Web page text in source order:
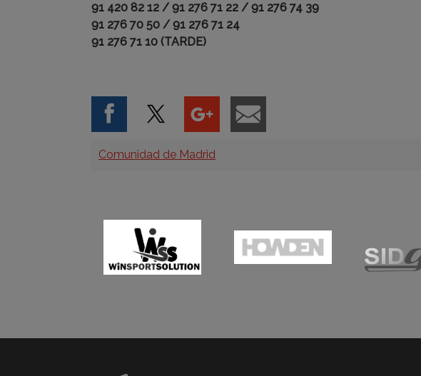
91 420 82 12 / 91 276 71 22 / 91 276 74 39
91 276 70 50 / 91 276 71 24
91 276 71 10 (TARDE)
Categorías
Comunidad de Madrid